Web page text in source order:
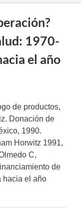
1970-
el año
de productos,
Donación de
1990.
Horwitz 1991,
C,
de
hacia el año